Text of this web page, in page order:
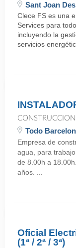
Sant Joan
Clece FS es una
Services para
incluyendo la
servicios
Todo
Empresa de
agua, para
de 8.00h a
años. ...
Oficial
(1ª / 2ª / 3ª)